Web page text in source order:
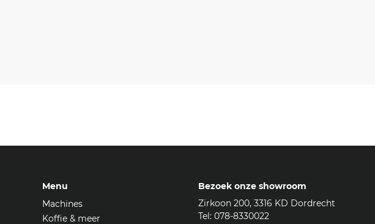
Menu
Machines
Koffie & meer
Bezoek onze showroom
Zirkoon 200, 3316 KD Dordrecht
Tel: 078-8330022